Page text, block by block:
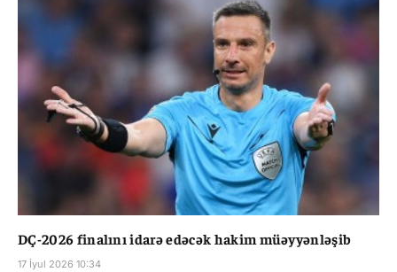
DÇ-2026 finalını idarə edəcək hakim müəyyənləşib
17 İyul 2026 10:34